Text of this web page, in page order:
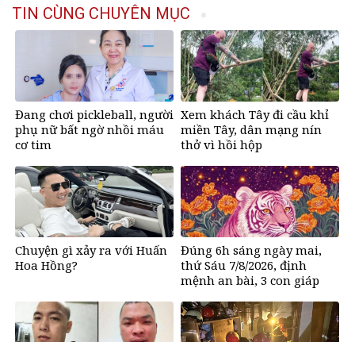
TIN CÙNG CHUYÊN MỤC
Đang chơi pickleball, người
phụ nữ bất ngờ nhồi máu
cơ tim
Xem khách Tây đi cầu khỉ
miền Tây, dân mạng nín
thở vì hồi hộp
Chuyện gì xảy ra với Huấn
Hoa Hồng?
Đúng 6h sáng ngày mai,
thứ Sáu 7/8/2026, định
mệnh an bài, 3 con giáp
&amp;apos;cá chép hóa
rồng&amp;apos;, giàu có